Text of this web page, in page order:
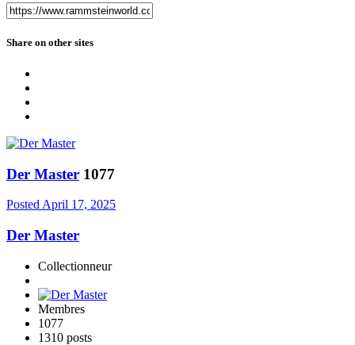
Share on other sites
Der Master 1077
Posted April 17, 2025
Der Master
Collectionneur
Membres
1077
1310 posts